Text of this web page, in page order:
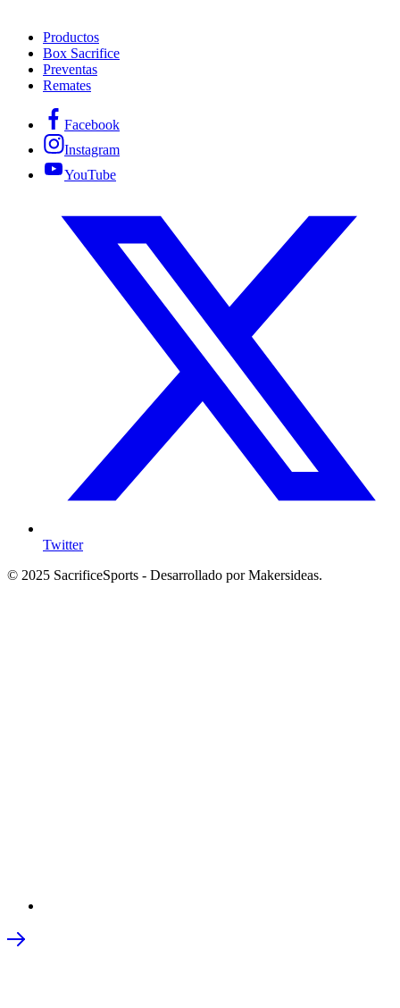
Productos
Box Sacrifice
Preventas
Remates
Facebook
Instagram
YouTube
Twitter
© 2025 SacrificeSports - Desarrollado por Makersideas.